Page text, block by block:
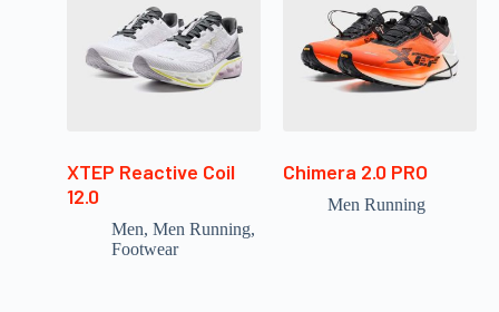
XTEP Reactive Coil
12.0
Men, Men Running,
Footwear
Chimera 2.0 PRO
Men Running